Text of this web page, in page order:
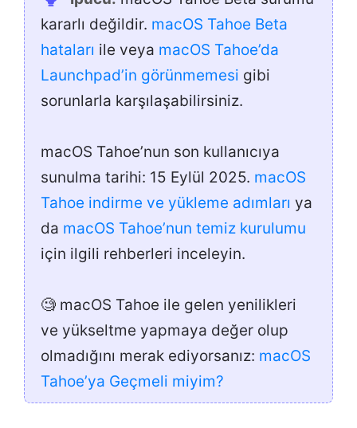
kararlı değildir. macOS Tahoe Beta
hataları ile veya macOS Tahoe’da
Launchpad’in görünmemesi gibi
sorunlarla karşılaşabilirsiniz.
macOS Tahoe’nun son kullanıcıya
sunulma tarihi: 15 Eylül 2025. macOS
Tahoe indirme ve yükleme adımları ya
da macOS Tahoe’nun temiz kurulumu
için ilgili rehberleri inceleyin.
🧐 macOS Tahoe ile gelen yenilikleri
ve yükseltme yapmaya değer olup
olmadığını merak ediyorsanız: macOS
Tahoe’ya Geçmeli miyim?